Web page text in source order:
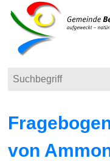
Navigieren
Schnellnavigation
Suchbegriff
von